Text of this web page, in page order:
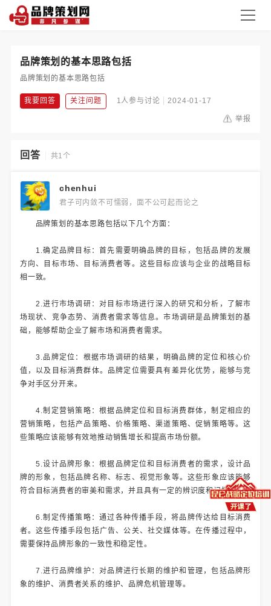
品牌策划的基本思路包括
品牌策划的基本思路包括
我要回答 关注问题 1人参与讨论 2024-01-17
举报
回答 共1个
chenhui
君子可内敛不可懦弱，面不公可起而论之
品牌策划的基本思路包括以下几个方面：
1.确定品牌目标：首先需要明确品牌的目标，包括品牌的发展
方向、目标市场、目标消费者等。这些目标应该与企业的战略目标
相一致。
2.进行市场调研：对目标市场进行深入的研究和分析，了解市
场现状、竞争态势、消费者需求等信息。市场调研是品牌策划的基
础，能够帮助企业了解市场和消费者需求。
3.品牌定位：根据市场调研的结果，明确品牌的定位和核心价
值，以及目标消费群体。品牌定位需要具有差异化优势，能够与竞
争对手区分开来。
4.制定营销策略：根据品牌定位和目标消费群体，制定相应的
营销策略，包括产品策略、价格策略、渠道策略、促销策略等。这
些策略应该能够有效地推动销售增长和提高市场份额。
5.设计品牌形象：根据品牌定位和目标消费者的需求，设计品
牌的形象，包括品牌名称、标志、视觉形象等。这些形象应该能够
符合目标消费者的审美和需求，并且具有一定的辨识度和记忆点。
6.制定传播策略：通过各种传播手段，将品牌传达给目标消费
者。这些传播手段包括广告、公关、社交媒体等。在传播过程中，
需要保持品牌形象的一致性和稳定性。
7.进行品牌维护：对品牌进行长期的维护和管理，包括品牌形
象的维护、消费者关系的维护、品牌危机管理等。